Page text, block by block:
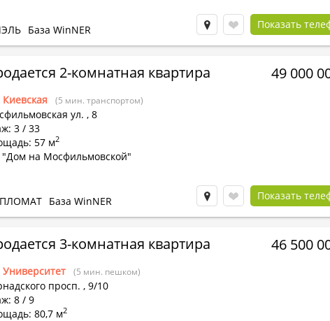
База WinNER Показать
2-комнатная квартира
Киевская (5 мин. транспортом)
ул. , 8
3 / 33
57 м2
на Мосфильмовской"
49 000
База WinNER Показать
3-комнатная квартира
Университет (5 мин. пешком)
просп. , 9/10
8 / 9
80,7 м2
46 500